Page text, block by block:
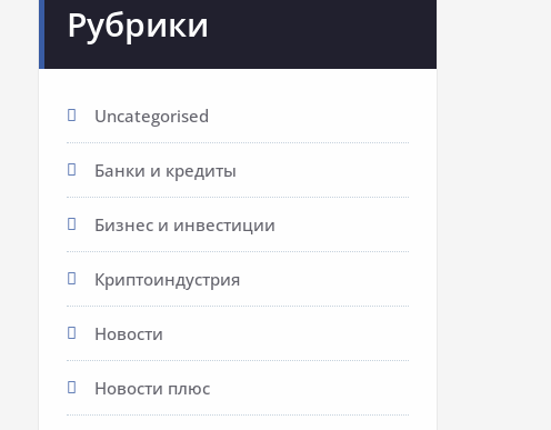
Рубрики
Uncategorised
Банки и кредиты
Бизнес и инвестиции
Криптоиндустрия
Новости
Новости плюс